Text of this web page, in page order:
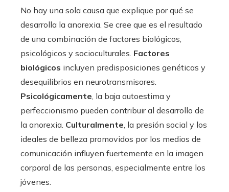
No hay una sola causa que explique por qué se
desarrolla la anorexia. Se cree que es el resultado
de una combinación de factores biológicos,
psicológicos y socioculturales. Factores
biológicos incluyen predisposiciones genéticas y
desequilibrios en neurotransmisores.
Psicológicamente , la baja autoestima y
perfeccionismo pueden contribuir al desarrollo de
la anorexia. Culturalmente , la presión social y los
ideales de belleza promovidos por los medios de
comunicación influyen fuertemente en la imagen
corporal de las personas, especialmente entre los
jóvenes.